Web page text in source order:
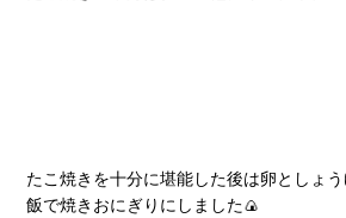
たこ焼きを十分に堪能した後は卵としょ
飯で焼きおにぎりにしました🍙